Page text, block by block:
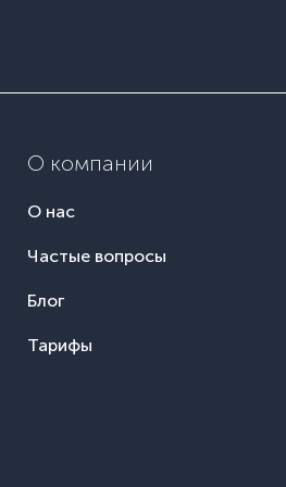
О компании
О нас
Частые вопросы
Блог
Тарифы